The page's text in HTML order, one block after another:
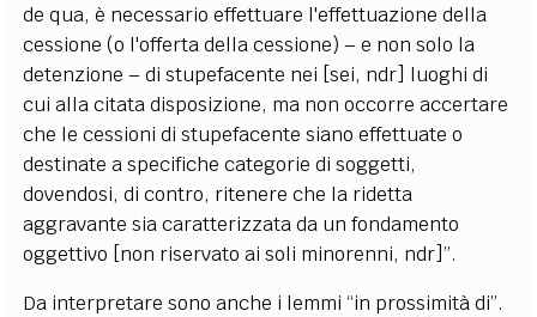
de qua, è necessario effettuare l'effettuazione della
cessione (o l'offerta della cessione) – e non solo la
detenzione – di stupefacente nei [sei, ndr] luoghi di
cui alla citata disposizione, ma non occorre accertare
che le cessioni di stupefacente siano effettuate o
destinate a specifiche categorie di soggetti,
dovendosi, di contro, ritenere che la ridetta
aggravante sia caratterizzata da un fondamento
oggettivo [non riservato ai soli minorenni, ndr]”.
Da interpretare sono anche i lemmi “in prossimità di”.